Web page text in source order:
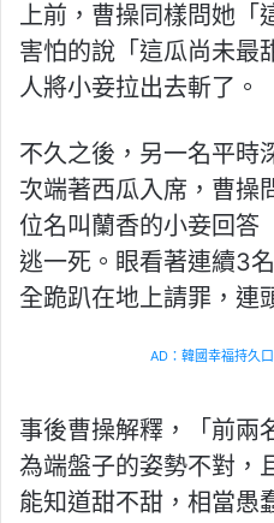
上前，曹操同樣問她「
害怕的說「這瓜尚未最
人將小妾拉出去斬了。
不久之後，另一名平時
次端著西瓜入席，曹操
位名叫蘭香的小妾回答
逃一死。眼看著連續3
全跪趴在地上請罪，連
AD：韓國幸福持久
事後曹操解釋，「前兩
為端盤子的姿勢不對，
能知道甜不甜，相當愚